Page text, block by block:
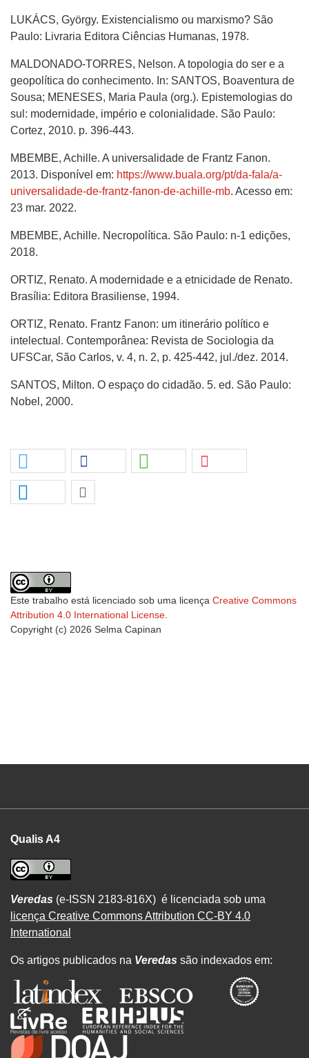
LUKÁCS, György. Existencialismo ou marxismo? São
Paulo: Livraria Editora Ciências Humanas, 1978.
MALDONADO-TORRES, Nelson. A topologia do ser e a
geopolítica do conhecimento. In: SANTOS, Boaventura de
Sousa; MENESES, Maria Paula (org.). Epistemologias do
sul: modernidade, império e colonialidade. São Paulo:
Cortez, 2010. p. 396-443.
MBEMBE, Achille. A universalidade de Frantz Fanon.
2013. Disponível em: https://www.buala.org/pt/da-fala/a-
universalidade-de-frantz-fanon-de-achille-mb. Acesso em:
23 mar. 2022.
MBEMBE, Achille. Necropolítica. São Paulo: n-1 edições,
2018.
ORTIZ, Renato. A modernidade e a etnicidade de Renato.
Brasília: Editora Brasiliense, 1994.
ORTIZ, Renato. Frantz Fanon: um itinerário político e
intelectual. Contemporânea: Revista de Sociologia da
UFSCar, São Carlos, v. 4, n. 2, p. 425-442, jul./dez. 2014.
SANTOS, Milton. O espaço do cidadão. 5. ed. São Paulo:
Nobel, 2000.
Este trabalho está licenciado sob uma licença Creative Commons
Attribution 4.0 International License.
Copyright (c) 2026 Selma Capinan
Qualis A4
Veredas (e-ISSN 2183-816X) é licenciada sob uma
licença Creative Commons Attribution CC-BY 4.0
International
Os artigos publicados na Veredas são indexados em: